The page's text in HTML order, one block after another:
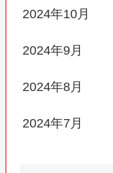
2024年10月
2024年9月
2024年8月
2024年7月